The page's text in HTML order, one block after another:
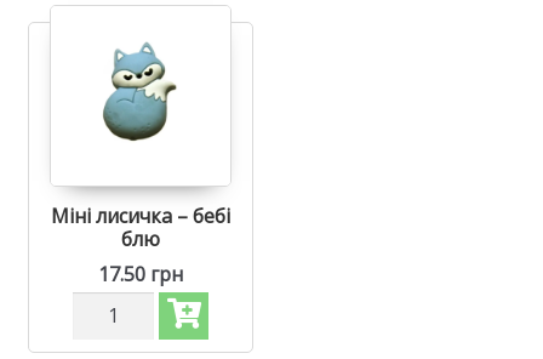
прорізувача
ведмедик
Рожевий
Міні лисичка – бебі
блю
17.50грн
Силіконова
бусинка,
бусина